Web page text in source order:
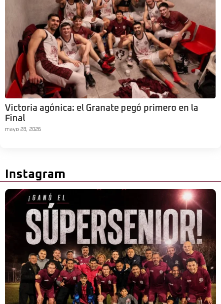
Victoria agónica: el Granate pegó primero en la
Final
mayo 28, 2026
Instagram